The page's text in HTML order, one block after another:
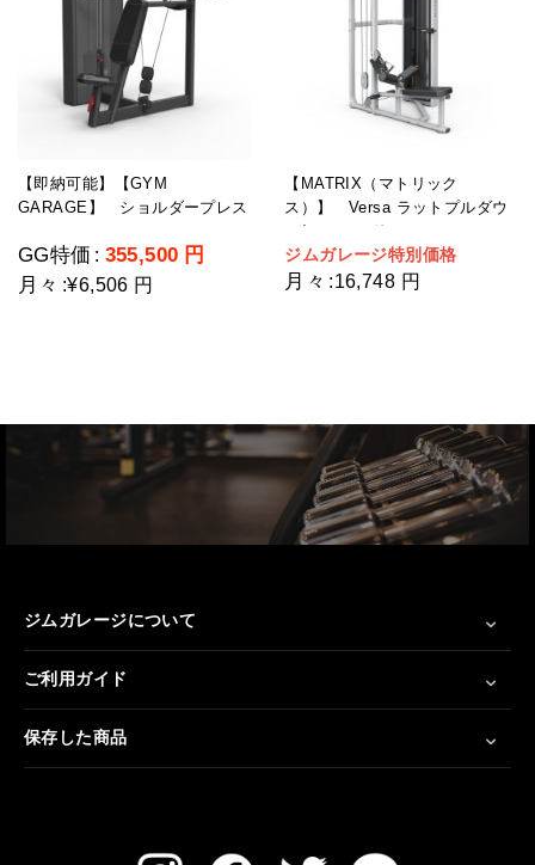
【即納可能】【GYM
GARAGE】 ショルダープレス
ク重量109kg)
GG特価 : 355,500 円
月々 :¥6,506 円
【MATRIX（マトリック
ス）】 Versa ラットプルダウ
ン/シーテッドロー
ジムガレージ特別価格
月々 :16,748 円
ジムガレージについて
ご利用ガイド
保存した商品